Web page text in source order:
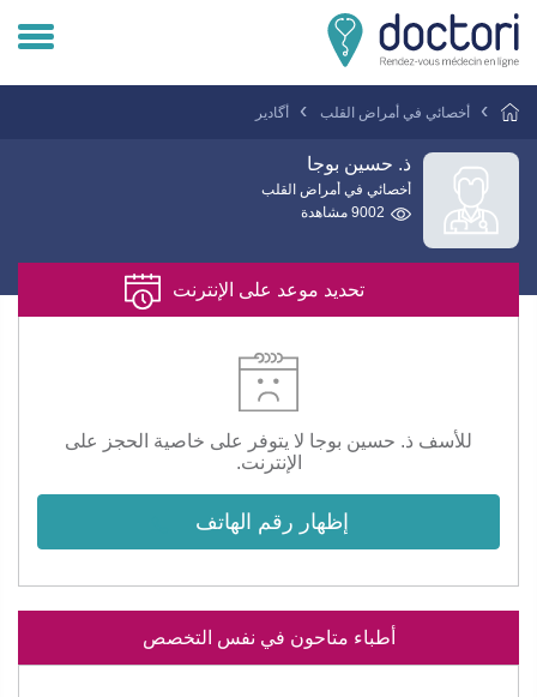
تسجيل دخول المريض
تسجيل دخول الطبيب
أخصائي في أمراض القلب أگادير
ذ. حسين بوجا
أخصائي في أمراض القلب
9002 مشاهدة
تحديد موعد على الإنترنت
للأسف ذ. حسين بوجا لا يتوفر على خاصية الحجز على
الإنترنت.
إظهار رقم الهاتف
أطباء متاحون في نفس التخصص